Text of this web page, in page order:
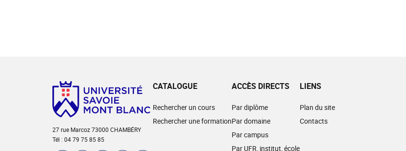
27 rue Marcoz 73000 CHAMBÉRY
Tél : 04 79 75 85 85
CATALOGUE
Rechercher un cours
Rechercher une formation
ACCÈS DIRECTS
Par diplôme
Par domaine
Par campus
Par UFR, institut, école
LIENS
Plan du site
Contacts